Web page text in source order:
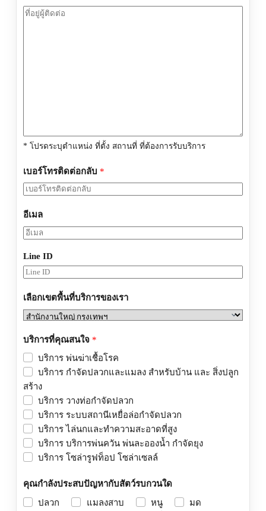
* โปรดระบุตำแหน่ง ที่ตั้ง สถานที่ ที่ต้องการรับบริการ
เบอร์โทรติดต่อกลับ *
อีเมล
Line ID
เลือกเขตพื้นที่บริการของเรา
บริการที่คุณสนใจ *
บริการ พ่นฆ่าเชื้อโรค
บริการ กำจัดปลวกและแมลง สำหรับบ้าน และ สิ่งปลูก
สร้าง
บริการ วางท่อกำจัดปลวก
บริการ ระบบสถานีเหยื่อล่อกำจัดปลวก
บริการ ไล่นกและทำความสะอาดที่สูง
บริการ บริการพ่นควัน พ่นละอองน้ำ กำจัดยุง
บริการ โซล่ารูฟท็อป โซล่าเซลล์
คุณกำลังประสบปัญหากับสัตว์รบกวนใด
ปลวก
แมลงสาบ หนู
มด